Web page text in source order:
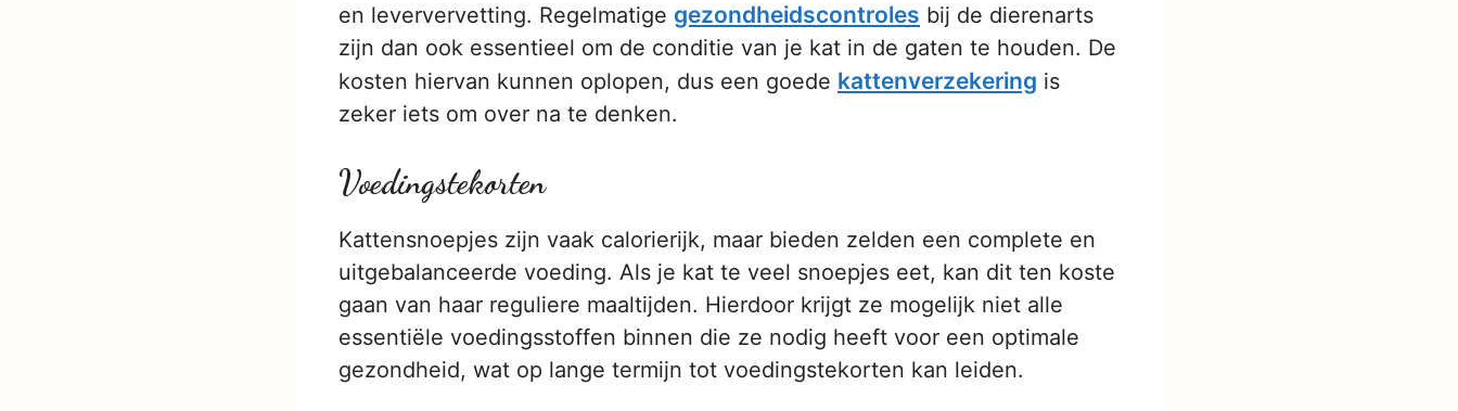
en leververvetting. Regelmatige gezondheidscontroles bij de dierenarts
zijn dan ook essentieel om de conditie van je kat in de gaten te houden. De
kosten hiervan kunnen oplopen, dus een goede kattenverzekering is
zeker iets om over na te denken.
Voedingstekorten
Kattensnoepjes zijn vaak calorierijk, maar bieden zelden een complete en
uitgebalanceerde voeding. Als je kat te veel snoepjes eet, kan dit ten koste
gaan van haar reguliere maaltijden. Hierdoor krijgt ze mogelijk niet alle
essentiële voedingsstoffen binnen die ze nodig heeft voor een optimale
gezondheid, wat op lange termijn tot voedingstekorten kan leiden.